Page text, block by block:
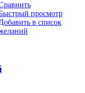
просмотр
в список